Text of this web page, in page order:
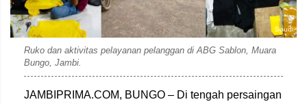
Saudi
Ruko dan aktivitas pelayanan pelanggan di ABG Sablon, Muara
Bungo, Jambi.
JAMBIPRIMA.COM, BUNGO – Di tengah persaingan